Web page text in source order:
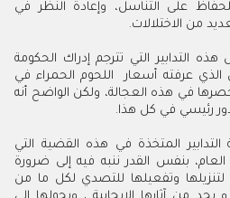
على التناسل، وإعادة النظر في
من الاختلالات.
التدابير التي تترجم إدراك الحكومة
الذي عرفته أسعار اللحوم الحمراء في
في هذه العجالة، ولكن الواضح أنه
رئيسي في كل هذا.
المتخذة في هذه القضية التي
بنفس القدر ننبه فيه إلى ضرورة
لتنزيلها وتفعيلها للتصدي لكل ما من